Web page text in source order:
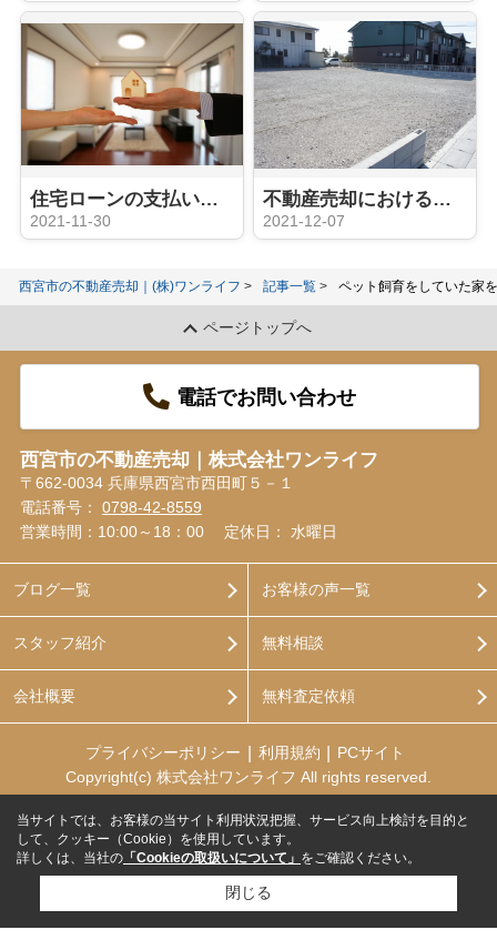
住宅ローンの支払いに困ったら検討すべき不動産の任意売却とは？
2021-11-30
不動産売却における土地の譲渡とは？「贈与」や「相続」との違いをご紹介！
2021-12-07
西宮市の不動産売却｜(株)ワンライフ 記事一覧 ペット飼育をしていた家
ページトップへ
電話でお問い合わせ
西宮市の不動産売却｜株式会社ワンライフ
〒662-0034 兵庫県西宮市西田町５－１
電話番号： 0798-42-8559
営業時間：10:00～18：00
定休日： 水曜日
ブログ一覧
スタッフ紹介
会社概要
お客様の声一覧
無料相談
無料査定依頼
プライバシーポリシー 利用規約
PCサイト
Copyright(c) 株式会社ワンライフ All rights reserved.
当サイトでは、お客様の当サイト利用状況把握、サービス向上検討を目的と
して、クッキー（Cookie）を使用しています。
詳しくは、当社の 「Cookieの取扱いについて」 をご確認ください。
閉じる